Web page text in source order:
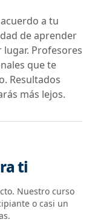
a tu
de aprender
Profesores
que te
Resultados
más lejos.
ti
Nuestro curso
o casi un